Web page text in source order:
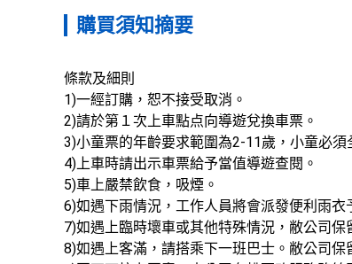
購買須知摘要
條款及細則
1)一經訂購，恕不接受取消。
2)請於第１次上車點点向導遊兌換車票。
3)小童票的年齡要求範圍為2-11歲，小童必
4)上車時請出示車票給予當值導遊查閱。
5)車上嚴禁飲食，吸煙。
6)如遇下雨情況，工作人員將會派發便利雨衣
7)如遇上臨時壞車或其他特殊情況，敝公司
8)如遇上客滿，請搭乘下一班巴士。敝公司